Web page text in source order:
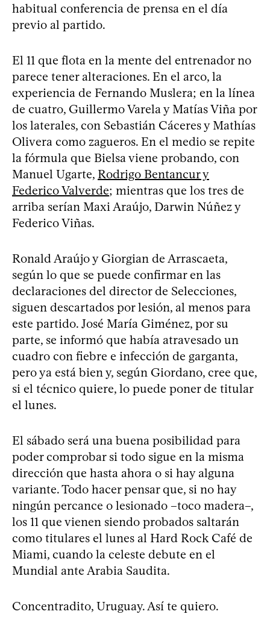
habitual conferencia de prensa en el día
previo al partido.
El 11 que flota en la mente del entrenador no
parece tener alteraciones. En el arco, la
experiencia de Fernando Muslera; en la línea
de cuatro, Guillermo Varela y Matías Viña por
los laterales, con Sebastián Cáceres y Mathías
Olivera como zagueros. En el medio se repite
la fórmula que Bielsa viene probando, con
Manuel Ugarte, Rodrigo Bentancur y
Federico Valverde; mientras que los tres de
arriba serían Maxi Araújo, Darwin Núñez y
Federico Viñas.
Ronald Araújo y Giorgian de Arrascaeta,
según lo que se puede confirmar en las
declaraciones del director de Selecciones,
siguen descartados por lesión, al menos para
este partido. José María Giménez, por su
parte, se informó que había atravesado un
cuadro con fiebre e infección de garganta,
pero ya está bien y, según Giordano, cree que,
si el técnico quiere, lo puede poner de titular
el lunes.
El sábado será una buena posibilidad para
poder comprobar si todo sigue en la misma
dirección que hasta ahora o si hay alguna
variante. Todo hacer pensar que, si no hay
ningún percance o lesionado –toco madera–,
los 11 que vienen siendo probados saltarán
como titulares el lunes al Hard Rock Café de
Miami, cuando la celeste debute en el
Mundial ante Arabia Saudita.
Concentradito, Uruguay. Así te quiero.